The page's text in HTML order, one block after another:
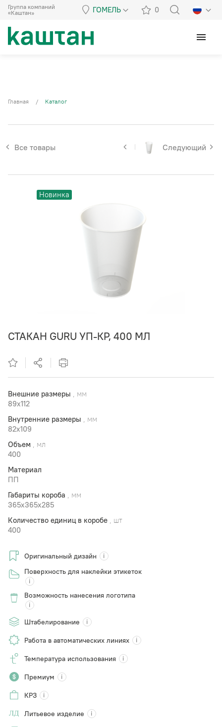
Группа компаний
«Каштан»
ГОМЕЛЬ 0
menu
Главная / Каталог
Все товары Следующий
Новинка
СТАКАН GURU УП-КР, 400 МЛ
Внешние размеры , мм
89x112
Внутренние размеры , мм
82x109
Объем , мл
400
Материал
ПП
Габариты короба , мм
365x365x285
Количество единиц в коробе , шт
400
Оригинальный дизайн
Поверхность для наклейки этикеток
Возможность нанесения логотипа
Штабелирование
Работа в автоматических линиях
Температура использования
Премиум
КРЗ
Литьевое изделие